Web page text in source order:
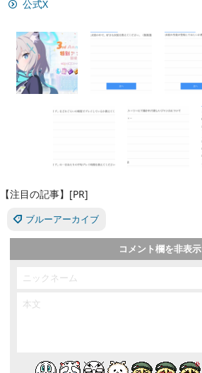
公式X
【注目の記事】[PR]
ブルーアーカイブ
コメント欄を非表示